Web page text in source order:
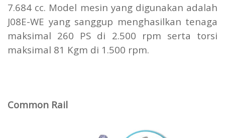
7.684 cc. Model mesin yang digunakan adalah
J08E-WE yang sanggup menghasilkan tenaga
maksimal 260 PS di 2.500 rpm serta torsi
maksimal 81 Kgm di 1.500 rpm.
Common Rail